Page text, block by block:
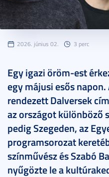
2026. június 02. 3 perc
Egy igazi öröm-est
egy májusi esős napon.
rendezett Dalversek
az országot különböző
pedig Szegeden, az
programsorozat
színművész és Szabó
nyűgözte le a